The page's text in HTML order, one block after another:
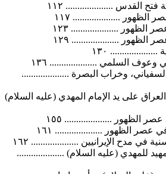
.................... ١١٢
.................... ١١٧
.................... ١٢٣
.................... ١٢٩
١٣٠
السلمي .................... ١٣٦
وخراب البصرة ....................
على يد الإمام المهدي (عليه السلام)
.................... ١٥٥
الظهور .................... ١٦١
الإيرانيين .................... ١٦٢
للمهدي (عليه السلام) ....................